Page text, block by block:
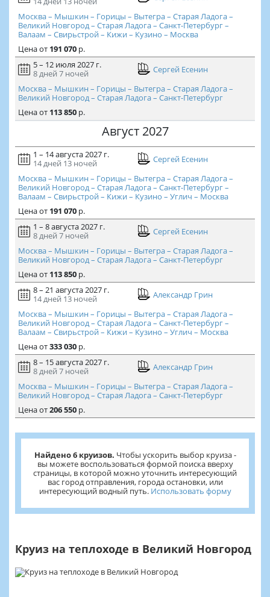
Москва – Мышкин – Горицы – Вытегра – Старая Ладога –
Великий Новгород – Старая Ладога – Санкт-Петербург –
Валаам – Свирьстрой – Кижи – Кузино – Москва
Ценаот 191 070р.
5 – 12 июля 2027 г.
8 дней 7 ночей
Сергей Есенин
Москва – Мышкин – Горицы – Вытегра – Старая Ладога –
Великий Новгород – Старая Ладога – Санкт-Петербург
Ценаот 113 850р.
Август 2027
1 – 14 августа 2027 г.
14 дней 13 ночей
Сергей Есенин
Москва – Мышкин – Горицы – Вытегра – Старая Ладога –
Великий Новгород – Старая Ладога – Санкт-Петербург –
Валаам – Свирьстрой – Кижи – Кузино – Углич – Москва
Ценаот 191 070р.
1 – 8 августа 2027 г.
8 дней 7 ночей
Сергей Есенин
Москва – Мышкин – Горицы – Вытегра – Старая Ладога –
Великий Новгород – Старая Ладога – Санкт-Петербург
Ценаот 113 850р.
8 – 21 августа 2027 г.
14 дней 13 ночей
Александр Грин
Москва – Мышкин – Горицы – Вытегра – Старая Ладога –
Великий Новгород – Старая Ладога – Санкт-Петербург –
Валаам – Свирьстрой – Кижи – Кузино – Углич – Москва
Ценаот333 030р.
8 – 15 августа 2027 г.
8 дней 7 ночей
Александр Грин
Москва – Мышкин – Горицы – Вытегра – Старая Ладога –
Великий Новгород – Старая Ладога – Санкт-Петербург
Ценаот206 550р.
Найдено 6 круизов. Чтобы ускорить выбор круиза -
вы можете воспользоваться формой поиска вверху
страницы, в которой можно уточнить интересующий
вас город отправления, города остановки, или
интересующий водный путь. Использовать форму
Круиз на теплоходе в Великий Новгород